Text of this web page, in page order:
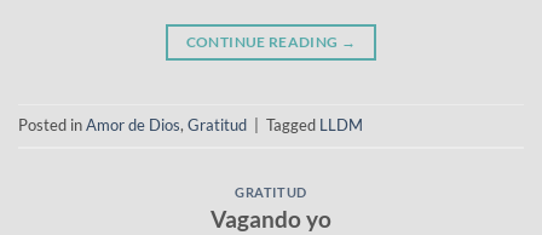
CONTINUE READING →
Posted inAmor de Dios, Gratitud Tagged LLDM
GRATITUD
Vagando yo